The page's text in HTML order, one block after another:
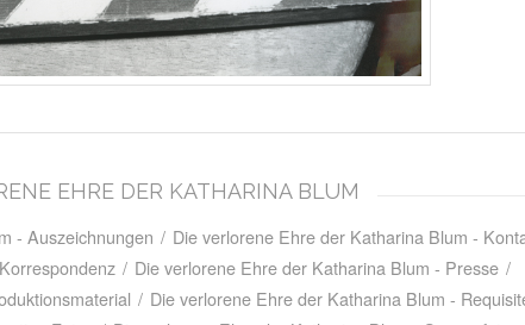
EHRE DER KATHARINA BLUM
- Auszeichnungen / Die verlorene Ehre der Katharina Blum -
/ Die verlorene Ehre der Katharina Blum - Presse /
/ Die verlorene Ehre der Katharina Blum -